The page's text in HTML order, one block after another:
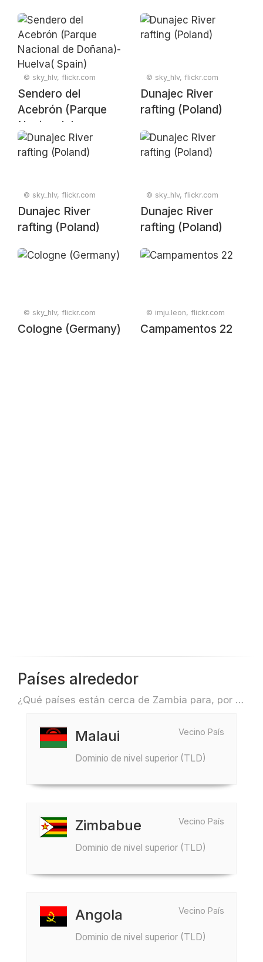
© sky_hlv, flickr.com
Sendero del
Acebrón (Parque
Nacional de
Doñana)- Huelva(
Spain)
© sky_hlv, flickr.com
Dunajec River
rafting (Poland)
© sky_hlv, flickr.com
Dunajec River
rafting (Poland)
© sky_hlv, flickr.com
Dunajec River
rafting (Poland)
© sky_hlv, flickr.com
Cologne (Germany)
© imju.leon, flickr.com
Campamentos 22
Países alrededor
¿Qué países están cerca de Zambia para, por ejemplo, viajar o volar?
Vecino País
Malaui
Dominio de nivel superior (TLD)
Vecino País
Zimbabue
Dominio de nivel superior (TLD)
Vecino País
Angola
Dominio de nivel superior (TLD)